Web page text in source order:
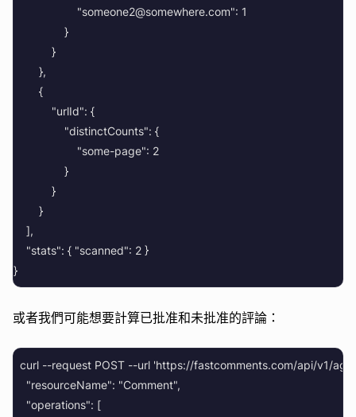
                    "someone2@somewhere.com": 1
                }
            }
        },
        {
            "urlId": {
                "distinctCounts": {
                    "some-page": 2
                }
            }
        }
    ],
    "stats": { "scanned": 2 }
或者我們可能想要計算已批准和未批准的評論：
curl --request POST --url 'https://fastcomments.com/api/
    "resourceName": "Comment",
    "operations": [